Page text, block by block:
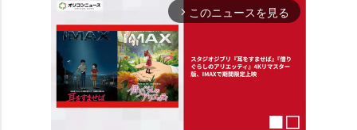
arrow_forward_ios このニュースを見る